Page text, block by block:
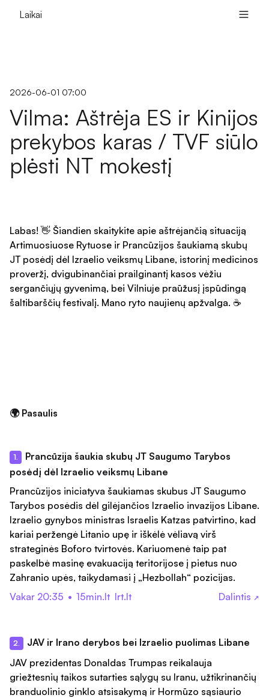
Laikai
2026-06-01 07:00
Vilma: Aštrėja ES ir Kinijos
prekybos karas / TVF siūlo
plėsti NT mokestį
Labas! 👋 Šiandien skaitykite apie aštrėjančią situaciją
Artimuosiuose Rytuose ir Prancūzijos šaukiamą skubų
JT posėdį dėl Izraelio veiksmų Libane, istorinį medicinos
proveržį, dvigubinančiai prailginantį kasos vėžiu
sergančiųjų gyvenimą, bei Vilniuje praūžusį įspūdingą
šaltibarščių festivalį. Mano ryto naujienų apžvalga. ☕
🌍 Pasaulis
1.
Prancūzija šaukia skubų JT Saugumo Tarybos
posėdį dėl Izraelio veiksmų Libane
Prancūzijos iniciatyva šaukiamas skubus JT Saugumo
Tarybos posėdis dėl gilėjančios Izraelio invazijos Libane.
Izraelio gynybos ministras Israelis Katzas patvirtino, kad
kariai peržengė Litanio upę ir iškėlė vėliavą virš
strateginės Boforo tvirtovės. Kariuomenė taip pat
paskelbė masinę evakuaciją teritorijose į pietus nuo
Zahranio upės, taikydamasi į „Hezbollah“ pozicijas.
Vakar 20:35 • 15min.lt lrt.lt Dalintis ↗
2.
JAV ir Irano derybos bei Izraelio puolimas Libane
JAV prezidentas Donaldas Trumpas reikalauja
griežtesnių taikos sutarties sąlygų su Iranu, užtikrinančių
branduolinio ginklo atsisakymą ir Hormūzo sąsiaurio